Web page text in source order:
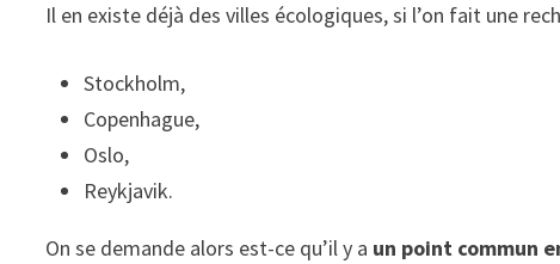
Il en existe déjà des villes écologiques, si l’on fait une
Stockholm,
Copenhague,
Oslo,
Reykjavik.
On se demande alors est-ce qu’il y a un point commun